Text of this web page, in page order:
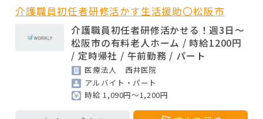
介護職員初任者研修活かす生活援助〇松阪市
介護職員初任者研修活かせる！週3日～
松阪市の有料老人ホーム / 時給1200円
/ 定時帰社 / 午前勤務 / パート
医療法人 西井医院
アルバイト・パート
時給 1,090円～1,200円